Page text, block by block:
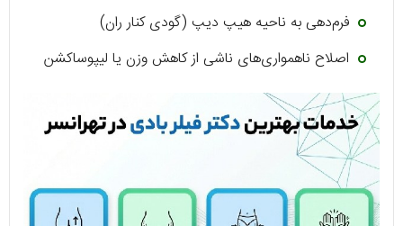
فرم‌دهی به ناحیه هیپ دیپ (گودی کنار ران)
اصلاح ناهمواری‌های ناشی از کاهش وزن یا لیپوساکشن